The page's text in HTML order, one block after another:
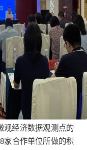
观经济数据观测点的
家合作单位所做的积